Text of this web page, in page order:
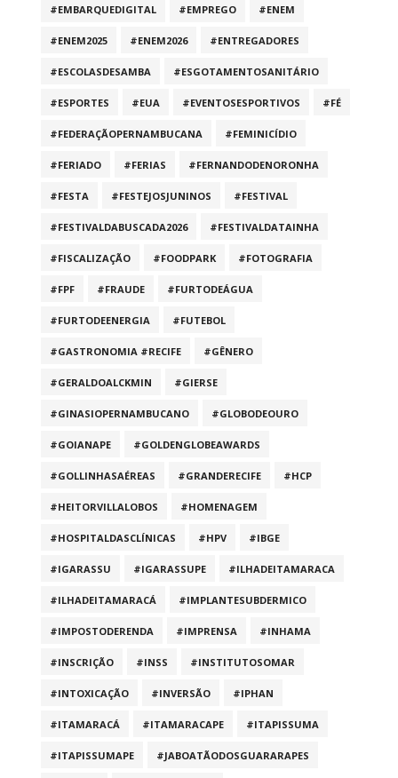
#EMBARQUEDIGITAL #EMPREGO #ENEM
#ENEM2025 #ENEM2026 #ENTREGADORES
#ESCOLASDESAMBA #ESGOTAMENTOSANITÁRIO
#ESPORTES #EUA #EVENTOSESPORTIVOS #FÉ
#FEDERAÇÃOPERNAMBUCANA #FEMINICÍDIO
#FERIADO #FERIAS #FERNANDODENORONHA
#FESTA #FESTEJOSJUNINOS #FESTIVAL
#FESTIVALDABUSCADA2026 #FESTIVALDATAINHA
#FISCALIZAÇÃO #FOODPARK #FOTOGRAFIA
#FPF #FRAUDE #FURTODEÁGUA
#FURTODEENERGIA #FUTEBOL
#GASTRONOMIA #RECIFE #GÊNERO
#GERALDOALCKMIN #GIERSE
#GINASIOPERNAMBUCANO #GLOBODEOURO
#GOIANAPE #GOLDENGLOBEAWARDS
#GOLLINHASAÉREAS #GRANDERECIFE #HCP
#HEITORVILLALOBOS #HOMENAGEM
#HOSPITALDASCLÍNICAS #HPV #IBGE
#IGARASSU #IGARASSUPE #ILHADEITAMARACA
#ILHADEITAMARACÁ #IMPLANTESUBDERMICO
#IMPOSTODERENDA #IMPRENSA #INHAMA
#INSCRIÇÃO #INSS #INSTITUTOSOMAR
#INTOXICAÇÃO #INVERSÃO #IPHAN
#ITAMARACÁ #ITAMARACAPE #ITAPISSUMA
#ITAPISSUMAPE #JABOATÃODOSGUARARAPES